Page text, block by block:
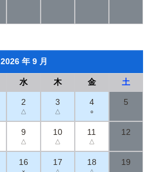
2026 年 9 月
水 木 金 土
2
△
3
△
4
○
5
9
△
10
△
11
△
12
16 17 18 19